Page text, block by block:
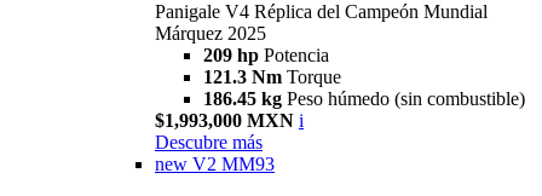
Panigale V4 Réplica del Campeón Mundial
Márquez 2025
209 hp Potencia
121.3 Nm Torque
186.45 kg Peso húmedo (sin combustible)
$1,993,000 MXN i
Descubre más
new V2 MM93